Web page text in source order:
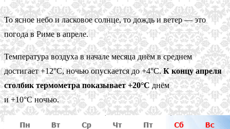
То ясное небо и ласковое солнце, то дождь и ветер — это
погода в Риме в апреле.
Температура воздуха в начале месяца днём в среднем
достигает +12°C, ночью опускается до +4°C.К концу апреля
столбик термометра показывает +20°Cднём
и +10°C ночью.